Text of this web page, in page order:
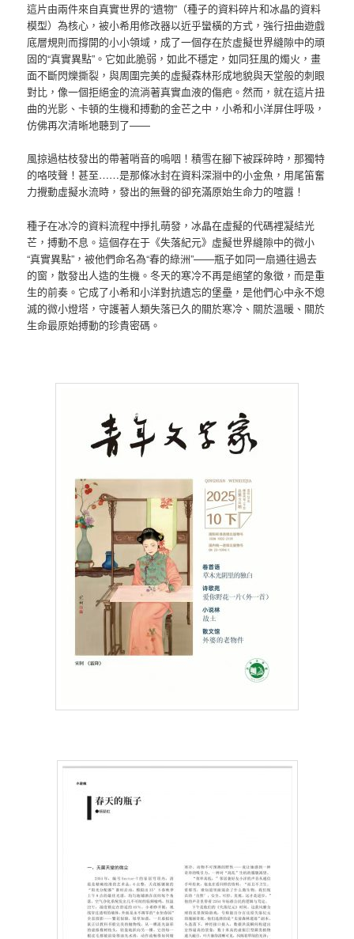
這片由兩件來自真實世界的“遺物”（種子的資料碎片和冰晶的資料
模型）為核心，被小希用修改器以近乎蠻橫的方式，強行扭曲遊戲
底層規則而撐開的小小領域，成了一個存在於虛擬世界縫隙中的頑
固的“真實異點”。它如此脆弱，如此不穩定，如同狂風的燭火，畫
面不斷閃爍撕裂，與周圍完美的虛擬森林形成地貌與天堂般的刺眼
對比，像一個拒絕金的流淌著真實血液的傷疤。然而，就在這片扭
曲的光影、卡頓的生機和搏動的金芒之中，小希和小洋屏住呼吸，
仿佛再次清晰地聽到了——
風掠過枯枝發出的帶著哨音的嗚咽！積雪在腳下被踩碎時，那獨特
的咯吱聲！甚至……是那條冰封在資料深淵中的小金魚，用尾笛奮
力攪動虛擬水流時，發出的無聲的卻充滿原始生命力的喧囂！
種子在冰冷的資料流程中掙扎萌發，冰晶在虛擬的代碼裡凝結光
芒，搏動不息。這個存在于《失落紀元》虛擬世界縫隙中的微小
“真實異點”，被他們命名為“春的綠洲”——瓶子如同一扇通往過去
的窗，散發出人造的生機。冬天的寒冷不再是絕望的象徵，而是重
生的前奏。它成了小希和小洋對抗遺忘的堡壘，是他們心中永不熄
滅的微小燈塔，守護著人類失落已久的關於寒冷、關於溫暖、關於
生命最原始搏動的珍貴密碼。